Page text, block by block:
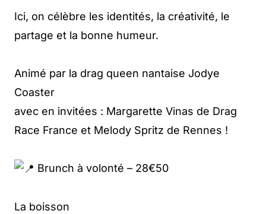
Ici, on célèbre les identités, la créativité, le
partage et la bonne humeur.
Animé par la drag queen nantaise Jodye
Coaster
avec en invitées : Margarette Vinas de Drag
Race France et Melody Spritz de Rennes !
Brunch à volonté – 28€50
La boisson